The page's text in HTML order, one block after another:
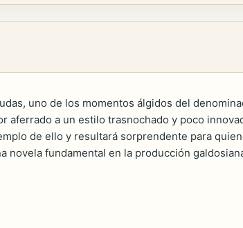
uno de los momentos álgidos del
a un estilo trasnochado y poco
de ello y resultará sorprendente para
fundamental en la producción